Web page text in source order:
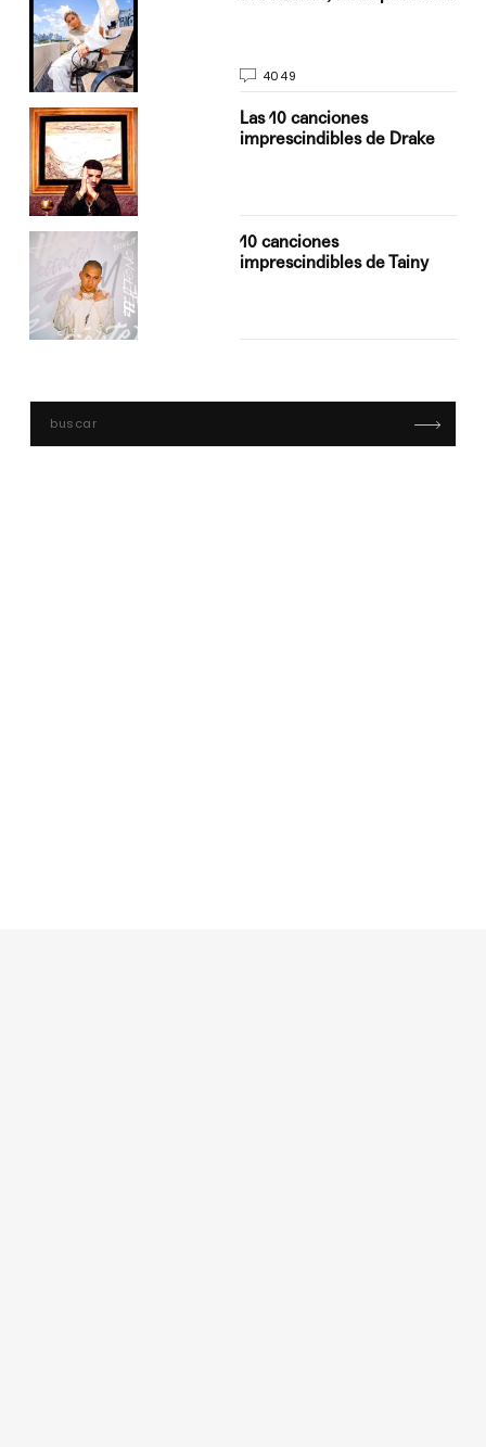
4049
Las 10 canciones
imprescindibles de Drake
10 canciones
imprescindibles de Tainy